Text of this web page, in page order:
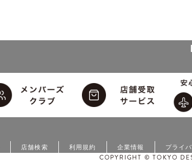
店舗検索 利用規約 企業情報 プライ
COPYRIGHT © TOKYO